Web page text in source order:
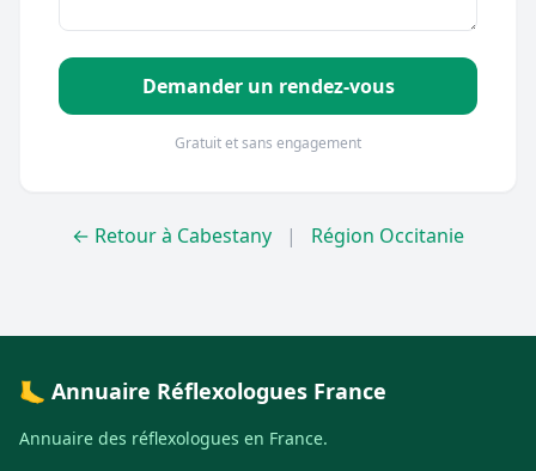
Demander un rendez-vous
Gratuit et sans engagement
← Retour à Cabestany | Région Occitanie
🦶 Annuaire Réflexologues France
Annuaire des réflexologues en France.